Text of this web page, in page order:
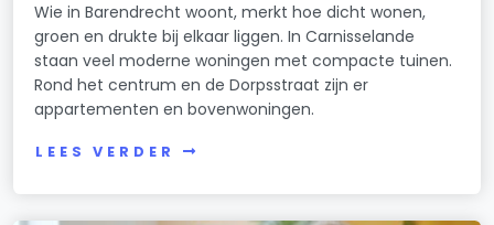
Wie in Barendrecht woont, merkt hoe dicht wonen,
groen en drukte bij elkaar liggen. In Carnisselande
staan veel moderne woningen met compacte tuinen.
Rond het centrum en de Dorpsstraat zijn er
appartementen en bovenwoningen.
LEES VERDER